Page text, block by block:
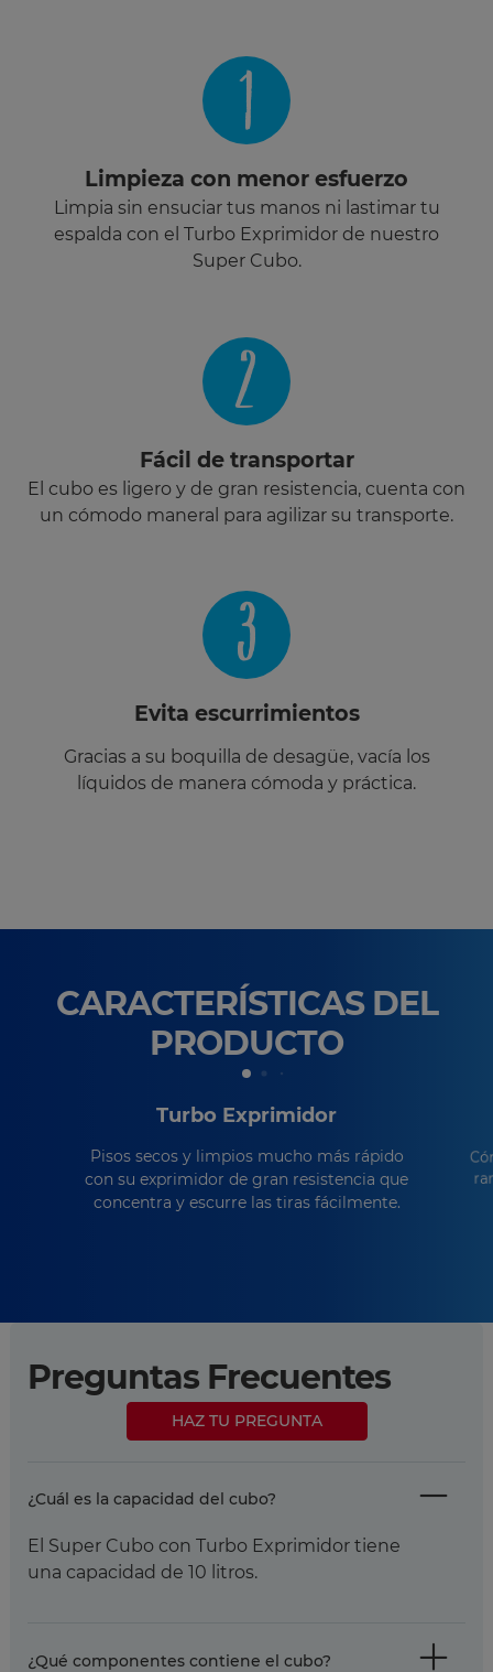
1
Limpieza con menor esfuerzo
Limpia sin ensuciar tus manos ni lastimar tu
espalda con el Turbo Exprimidor de nuestro
Super Cubo.
2
Fácil de transportar
El cubo es ligero y de gran resistencia, cuenta con
un cómodo maneral para agilizar su transporte.
3
Evita escurrimientos
Gracias a su boquilla de desagüe, vacía los
líquidos de manera cómoda y práctica.
CARACTERÍSTICAS DEL
PRODUCTO
Turbo Exprimidor
Pisos secos y limpios mucho más rápido
con su exprimidor de gran resistencia que
concentra y escurre las tiras fácilmente.
Preguntas Frecuentes
HAZ TU PREGUNTA
¿Cuál es la capacidad del cubo?
El Super Cubo con Turbo Exprimidor tiene
una capacidad de 10 litros.
¿Qué componentes contiene el cubo?